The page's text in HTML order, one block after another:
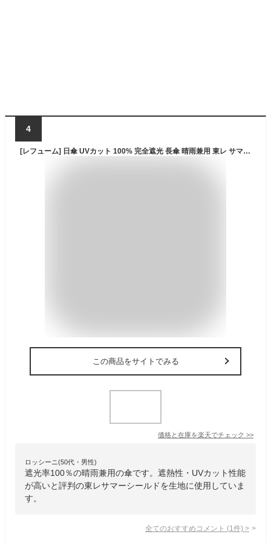
4
[レフューム] 日傘 UVカット 100% 完全遮光 長傘 晴雨兼用 東レ サマーシールド 遮光率100% 軽量 レディース 雨傘 遮熱 熱中症対策 無地 紫外線対策 切替 刺繍 パイピング REFU-0002P
この商品をサイトでみる
価格と在庫を楽天でチェック >>
ロッシーニ(50代・男性)
遮光率100％の晴雨兼用の傘です。遮熱性・UVカット性能
が高いと評判の東レサマーシールドを生地に使用していま
す。
全てのおすすめコメント (1 件) >